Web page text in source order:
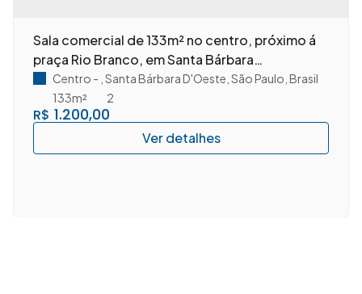
Sala comercial de 133m² no centro, próximo á
praça Rio Branco, em Santa Bárbara
D'Oeste/SP.
R$ 1.200,00
Centro Santa Bárbara D'Oeste São Paulo Brasil
2
133m²